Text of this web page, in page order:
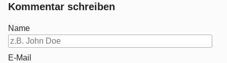
Kommentar schreiben
Name
E-Mail